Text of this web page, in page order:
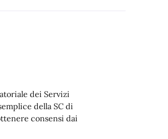
dei Servizi
della SC di
consensi dai